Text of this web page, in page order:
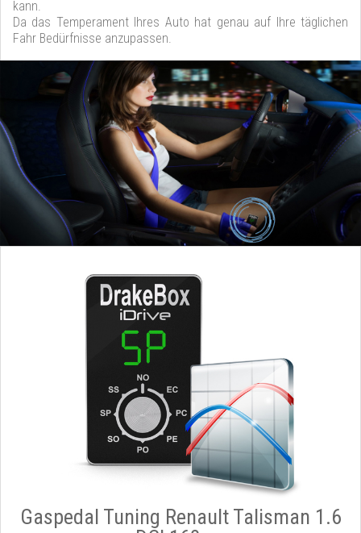
kann.
Da das Temperament Ihres Auto hat genau auf Ihre täglichen
Fahr Bedürfnisse anzupassen.
Gaspedal Tuning Renault Talisman 1.6